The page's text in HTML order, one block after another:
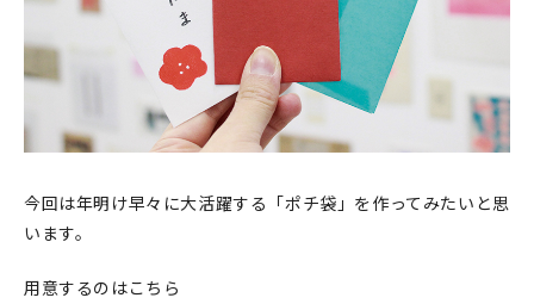
無地素材
本
文房具
今回は年明け早々に大活躍する「ポチ袋」を作ってみたいと思
います。
用意するのはこちら